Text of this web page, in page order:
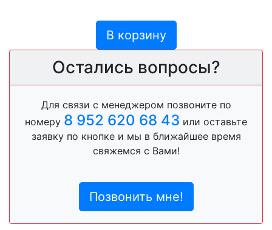
В корзину
Остались вопросы?
Для связи с менеджером позвоните по
номеру 8 952 620 68 43 или оставьте
заявку по кнопке и мы в ближайшее время
свяжемся с Вами!
Позвонить мне!